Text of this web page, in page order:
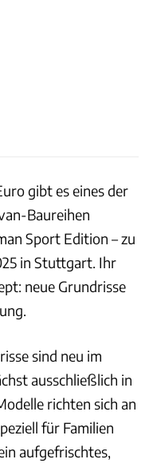
gibt es eines der
Baureihen
Sport Edition – zu
in Stuttgart. Ihr
neue Grundrisse
sind neu im
ausschließlich in
richten sich an
für Familien
aufgefrischtes,